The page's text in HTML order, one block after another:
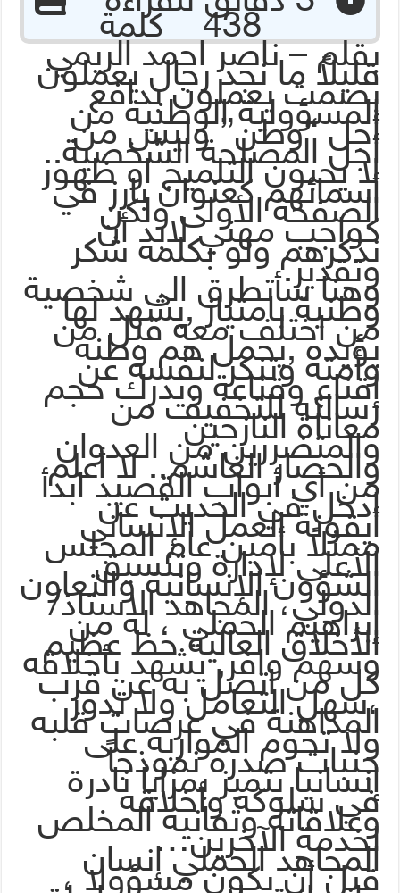
438 كلمة
بقلم – ناصر احمد الريمي
قليلاً ما نجد رجال يعملون
بصمت يعملون بدافع
المسؤولية الوطنية من
أجل “وطن” وليس من
أجل المصلحة الشخصية..
لا يحبون التلميح او ظهور
أسمائهم كعنوان بارز في
الصفحة الأولى ولكن
كواجب مهني لابد أن
نذكرهم ولو بكلمه شكر
وتقدير.
وهنا سأتطرق الى شخصية
وطنية بامتياز ,يشهد لها
من اختلف معه قبل من
يؤيده ,يحمل هم وطنه
وأمته وتنكر لنفسه عن
إقناع وقناعة ويدرك حجم
رسالته للتخفيف من
معاناة النازحين
والمتضررين من العدوان
والحصار الغاشم.. لا أعلم
من أي أبواب القصيد ابدأ
ادخل في الحديث عن
أيقونة العمل الإنساني
ممثلاً بأمين عام المجلس
الأعلى لإدارة وتنسيق
الشؤون الإنسانية والتعاون
الدولي، المجاهد الاستاذ/
إبراهيم الحملي ، له من
الأخلاق العالية حظ عظيم
وسهم وافر, يشهد بأخلاقه
كل من اتصل به عن قرب
،سهل التعامل ولا تدور
المداهنة في عرصات قلبه
ولا تحوم المواربة على
جنبات صدره نموذجاً
إنسانيا يتميز بمزايا نادرة
في سلوكه وأخلاقه
وعلاقاته وتفانيه المخلص
لخدمة الآخرين…
المجاهد الحملي إنسان
قبل أن يكون مسؤولا ،